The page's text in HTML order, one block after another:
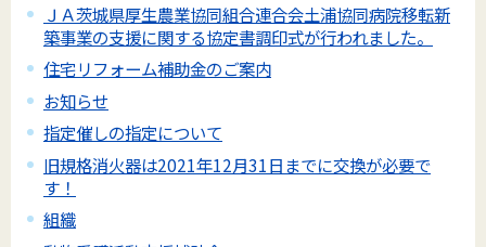
ＪＡ茨城県厚生農業協同組合連合会土浦協同病院移転新
築事業の支援に関する協定書調印式が行われました。
住宅リフォーム補助金のご案内
お知らせ
指定催しの指定について
旧規格消火器は2021年12月31日までに交換が必要で
す！
組織